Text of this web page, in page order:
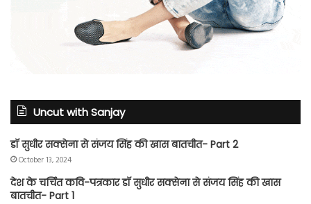
Uncut with Sanjay
डॉ सुधीर सक्सेना से संजय सिंह की खास बातचीत- Part 2
October 13, 2024
देश के चर्चित कवि-पत्रकार डॉ सुधीर सक्सेना से संजय सिंह की खास
बातचीत- Part 1